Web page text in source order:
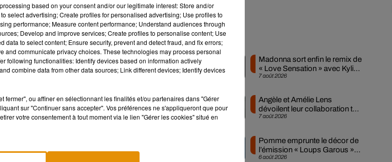
d'une façon plus intense. Mode
adopter avec votre partenaire pour atteindre
vos sensations en contrôlant l’orgasme.
vous invite à prendre votre temps, en
prolonger et intensifier votre plaisir jusqu'au
encore et encore, ainsi de suite.
Musique
7 août 2026
Madonna sort enfin le remix de
« Love Sensation » avec Kylie
Minogue
7 août 2026
Angèle et Amélie Lens
dévoilent leur collaboration tant
attendue
6 août 2026
Pomme emprunte le décor de
l’émission « Loups Garous »
pour son...
based on your consent and/or our legitimate interest: Store and/or
select advertising; Create profiles for personalised advertising; Use profiles to
performance; Measure content performance; Understand audiences through
Develop and improve services; Create profiles to personalise content; Use
data to select content; Ensure security, prevent and detect fraud, and fix errors;
and communicate privacy choices. These technologies may process personal
following functionalities: Identify devices based on information actively
combine data from other data sources; Link different devices; Identify devices
fermer", ou affiner en sélectionnant les finalités et/ou partenaires dans "Gérer
sur "Continuer sans accepter". Vos préférences ne s'appliqueront que pour
votre consentement à tout moment via le lien "Gérer les cookies" situé en